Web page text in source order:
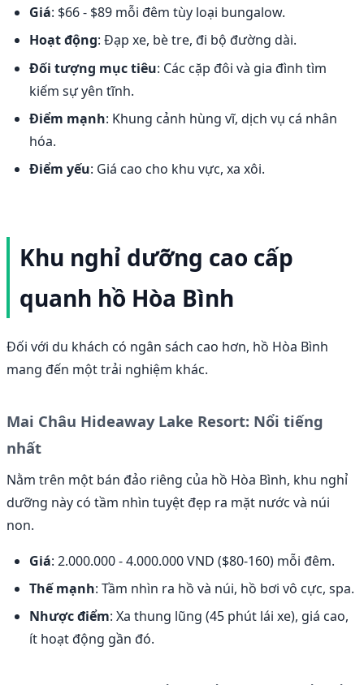
Giá: $66 - $89 mỗi đêm tùy loại bungalow.
Hoạt động: Đạp xe, bè tre, đi bộ đường dài.
Đối tượng mục tiêu: Các cặp đôi và gia đình tìm
kiếm sự yên tĩnh.
Điểm mạnh: Khung cảnh hùng vĩ, dịch vụ cá nhân
hóa.
Điểm yếu: Giá cao cho khu vực, xa xôi.
Khu nghỉ dưỡng cao cấp
quanh hồ Hòa Bình
Đối với du khách có ngân sách cao hơn, hồ Hòa Bình
mang đến một trải nghiệm khác.
Mai Châu Hideaway Lake Resort: Nổi tiếng
nhất
Nằm trên một bán đảo riêng của hồ Hòa Bình, khu nghỉ
dưỡng này có tầm nhìn tuyệt đẹp ra mặt nước và núi
non.
Giá: 2.000.000 - 4.000.000 VND ($80-160) mỗi đêm.
Thế mạnh: Tầm nhìn ra hồ và núi, hồ bơi vô cực, spa.
Nhược điểm: Xa thung lũng (45 phút lái xe), giá cao,
ít hoạt động gần đó.